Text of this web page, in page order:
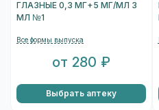
ГЛАЗНЫЕ 0,3 МГ+5 МГ/МЛ 3
МЛ №1
Все формы выпуска
от 280 ₽
Выбрать аптеку